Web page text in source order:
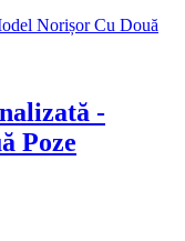
-
Poze